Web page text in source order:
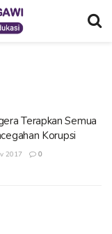
Terapkan Semua
Korupsi
2017 0